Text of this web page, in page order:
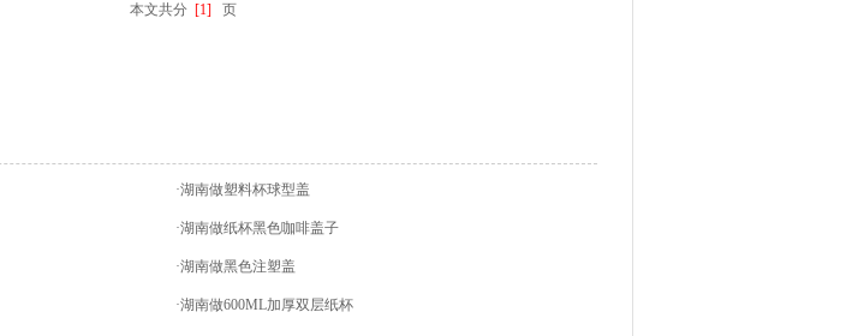
本文共分 [1] 页
·湖南做塑料杯球型盖
·湖南做纸杯黑色咖啡盖子
·湖南做黑色注塑盖
·湖南做600ML加厚双层纸杯